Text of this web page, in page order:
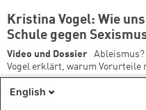
Kristina Vogel: Wie
Schule gegen
Video und Dossier
Vogel erklärt, warum Vorurteile
English